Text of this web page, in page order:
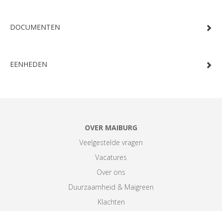
DOCUMENTEN
EENHEDEN
OVER MAIBURG
Veelgestelde vragen
Vacatures
Over ons
Duurzaamheid & Maigreen
Klachten